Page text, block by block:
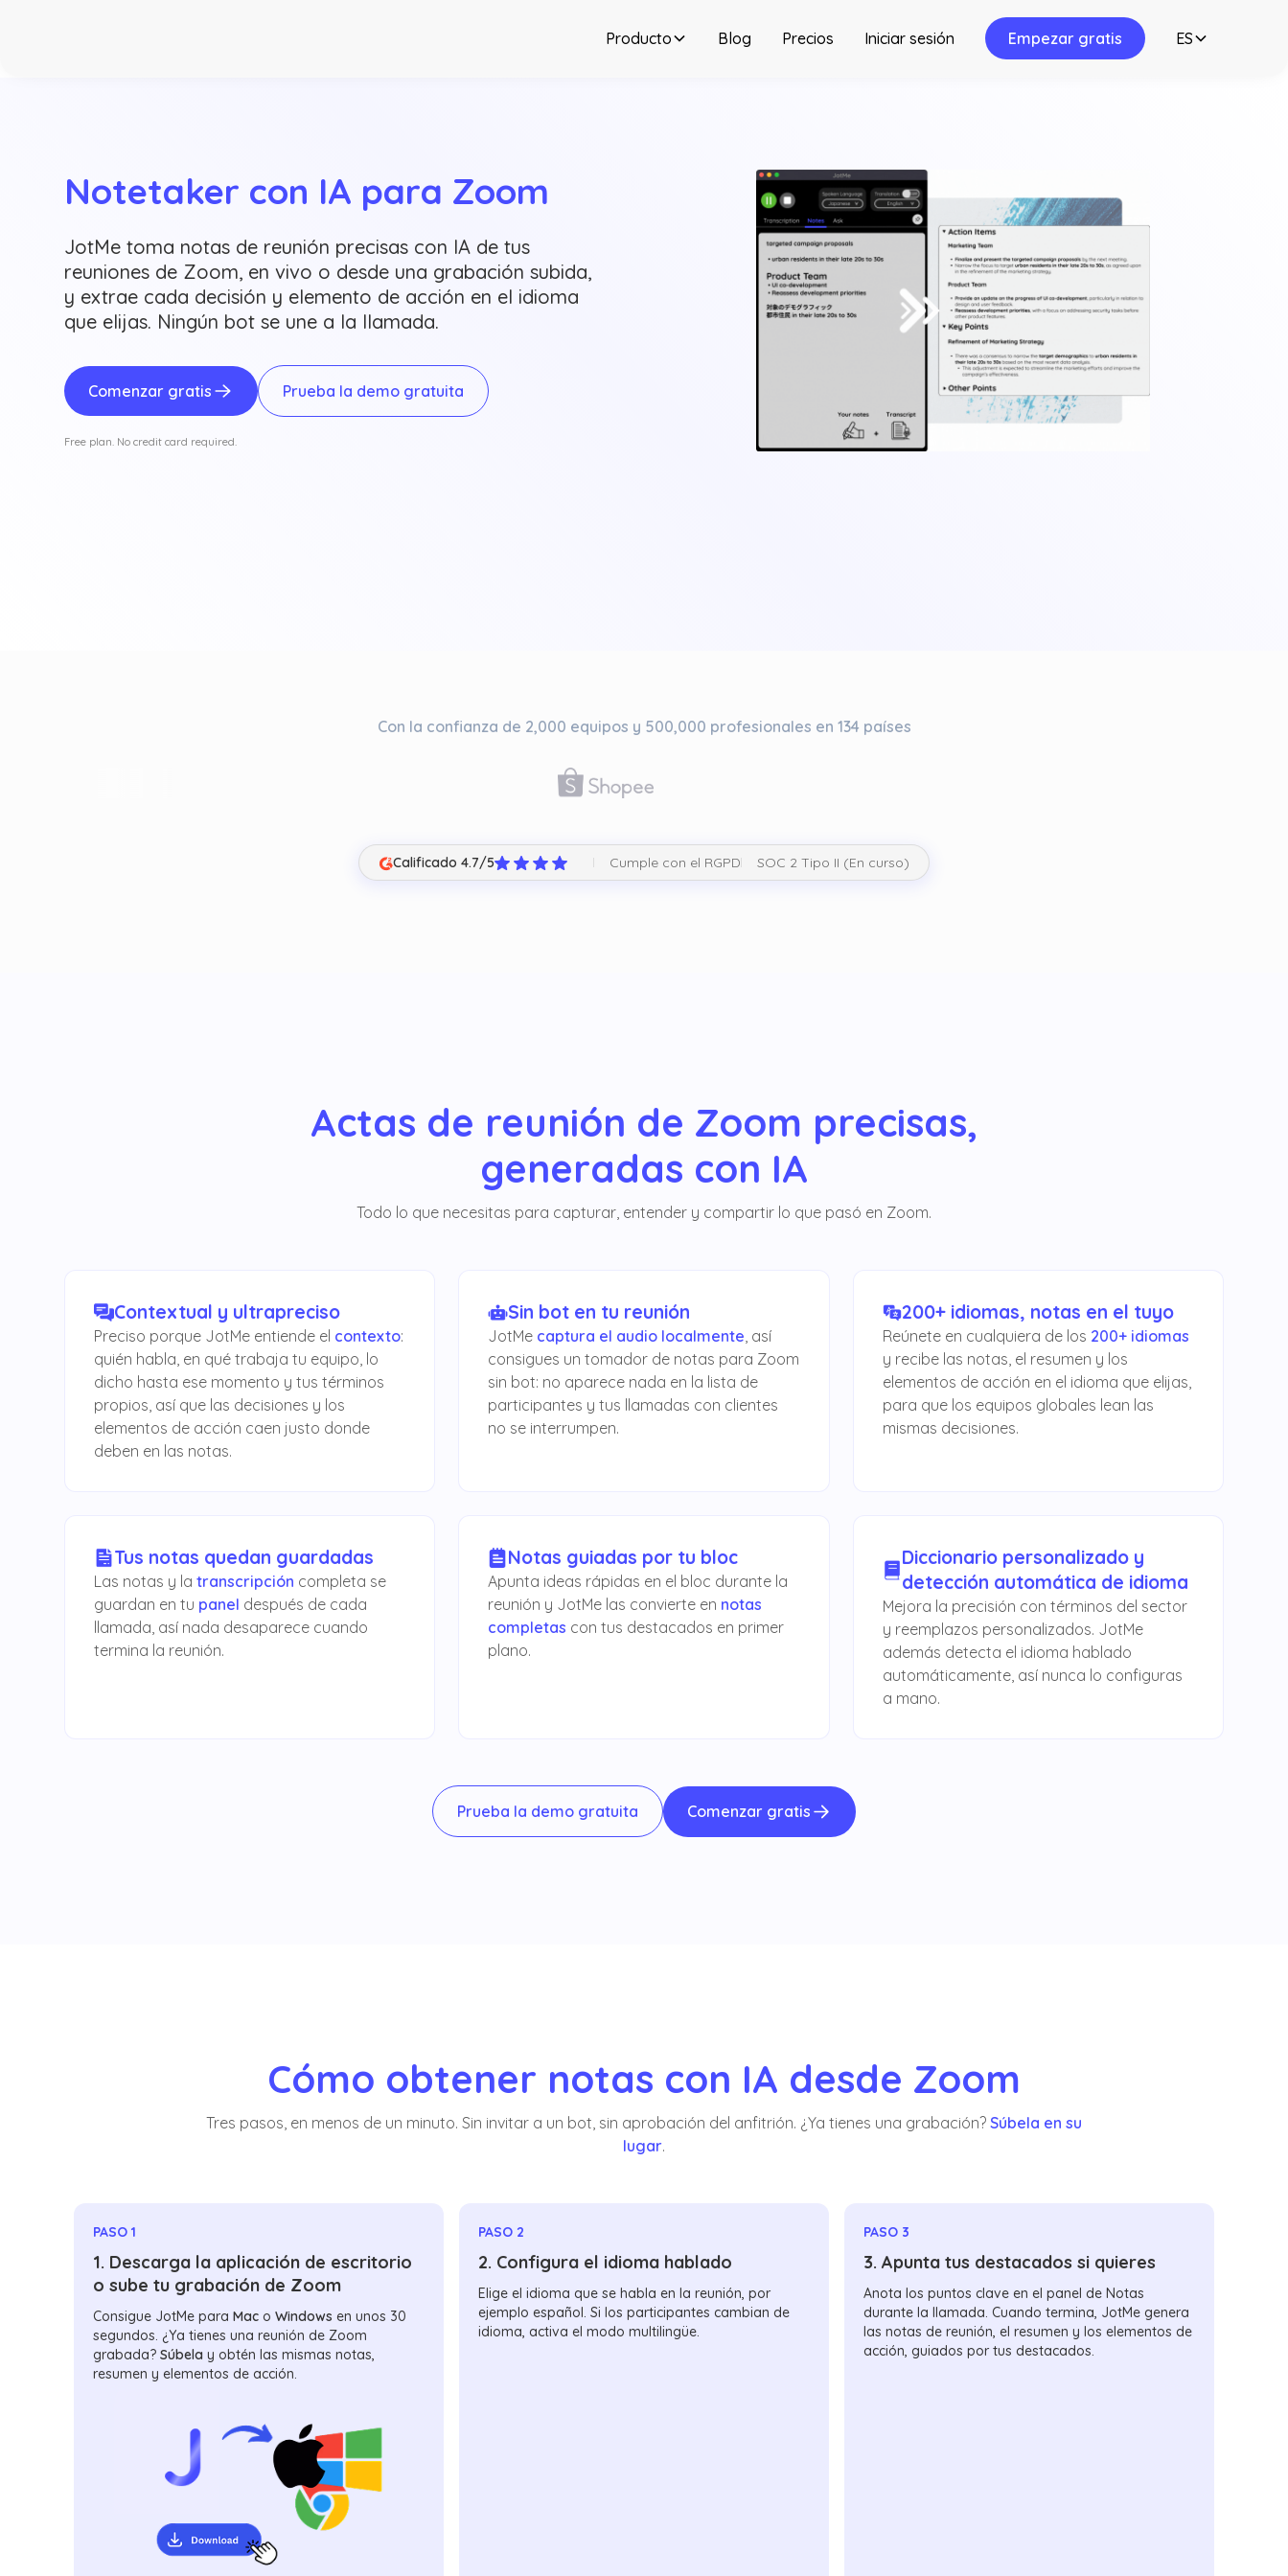
Producto Blog Precios Iniciar sesión Empezar gratis ES
Notetaker con IA para Zoom
JotMe toma notas de reunión precisas con IA de tus
reuniones de Zoom, en vivo o desde una grabación subida,
y extrae cada decisión y elemento de acción en el idioma
que elijas. Ningún bot se une a la llamada.
Comenzar gratis Prueba la demo gratuita
Free plan. No credit card required.
Con la confianza de 2,000 equipos y 500,000 profesionales en 134 países
Calificado 4.7/5 Cumple con el RGPD SOC 2 Tipo II (En curso)
Actas de reunión de Zoom precisas,
generadas con IA
Todo lo que necesitas para capturar, entender y compartir lo que pasó en Zoom.
Contextual y ultrapreciso
Preciso porque JotMe entiende el contexto:
quién habla, en qué trabaja tu equipo, lo
dicho hasta ese momento y tus términos
propios, así que las decisiones y los
elementos de acción caen justo donde
deben en las notas.
Sin bot en tu reunión
JotMe captura el audio localmente, así
consigues un tomador de notas para Zoom
sin bot: no aparece nada en la lista de
participantes y tus llamadas con clientes
no se interrumpen.
200+ idiomas, notas en el tuyo
Reúnete en cualquiera de los 200+ idiomas
y recibe las notas, el resumen y los
elementos de acción en el idioma que elijas,
para que los equipos globales lean las
mismas decisiones.
Tus notas quedan guardadas
Las notas y latranscripción completa se
guardan en tu panel después de cada
llamada, así nada desaparece cuando
termina la reunión.
Notas guiadas por tu bloc
Apunta ideas rápidas en el bloc durante la
reunión y JotMe las convierte en notas
completas con tus destacados en primer
plano.
Diccionario personalizado y
detección automática de idioma
Mejora la precisión con términos del sector
y reemplazos personalizados. JotMe
además detecta el idioma hablado
automáticamente, así nunca lo configuras
a mano.
Prueba la demo gratuita Comenzar gratis
Cómo obtener notas con IA desde Zoom
Tres pasos, en menos de un minuto. Sin invitar a un bot, sin aprobación del anfitrión. ¿Ya tienes una grabación? Súbela en su
lugar.
PASO 1
1. Descarga la aplicación de escritorio
o sube tu grabación de Zoom
Consigue JotMe paraMac oWindows en unos 30
segundos. ¿Ya tienes una reunión de Zoom
grabada?Súbela y obtén las mismas notas,
resumen y elementos de acción.
PASO 2
2. Configura el idioma hablado
Elige el idioma que se habla en la reunión, por
ejemplo español. Si los participantes cambian de
idioma, activa el modo multilingüe.
PASO 3
3. Apunta tus destacados si quieres
Anota los puntos clave en el panel de Notas
durante la llamada. Cuando termina, JotMe genera
las notas de reunión, el resumen y los elementos de
acción, guiados por tus destacados.